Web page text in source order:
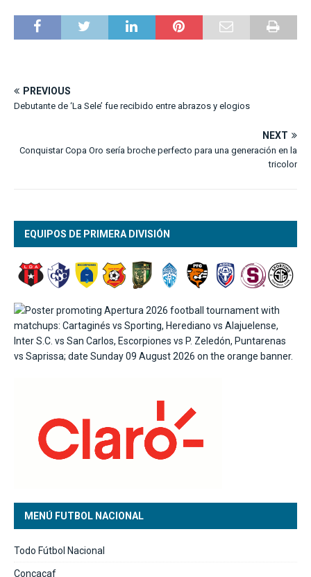
PREVIOUS
Debutante de ‘La Sele’ fue recibido entre abrazos y elogios
NEXT
Conquistar Copa Oro sería broche perfecto para una generación en la
tricolor
EQUIPOS DE PRIMERA DIVISIÓN
MENÚ FUTBOL NACIONAL
Todo Fútbol Nacional
Concacaf